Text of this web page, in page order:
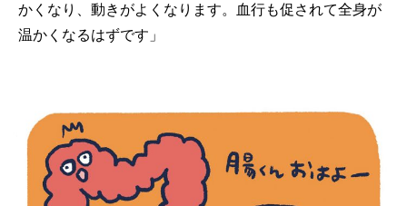
かくなり、動きがよくなります。血行も促されて全身が
温かくなるはずです」